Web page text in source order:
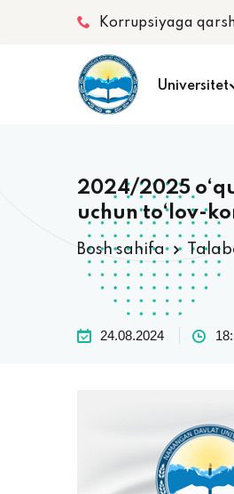
Korrupsiyaga
Universitet
2024/2025
uchun to‘lov-
Bosh sahifa
24.08.2024